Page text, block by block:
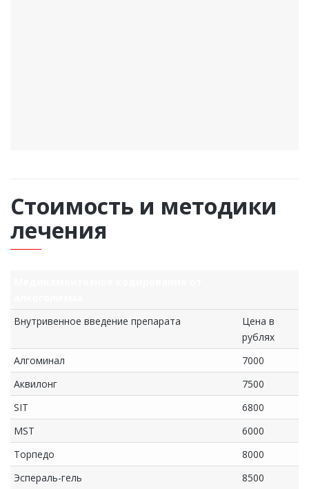
Стоимость и методики
лечения
Внутривенное введение препарата
Цена в
рублях
Алгоминал
7000
Аквилонг
7500
SIT
6800
MST
6000
Торпедо
8000
Эспераль-гель
8500